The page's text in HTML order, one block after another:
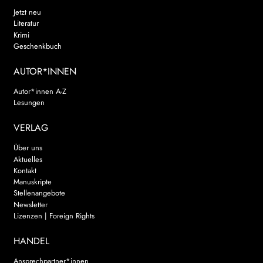
Jetzt neu
Literatur
Krimi
Geschenkbuch
AUTOR*INNEN
Autor*innen A-Z
Lesungen
VERLAG
Über uns
Aktuelles
Kontakt
Manuskripte
Stellenangebote
Newsletter
Lizenzen | Foreign Rights
HANDEL